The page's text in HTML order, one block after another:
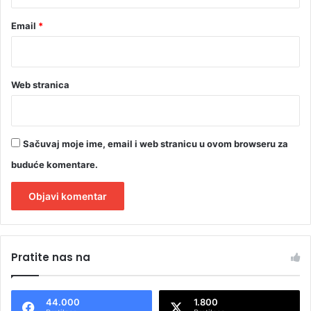
m
u
Email *
Web stranica
Sačuvaj moje ime, email i web stranicu u ovom browseru za
buduće komentare.
tPratite nas na
44.000 1.800